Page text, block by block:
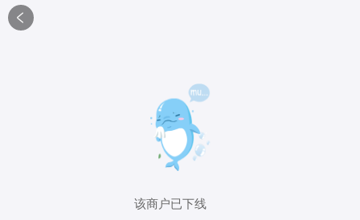

该商户已下线